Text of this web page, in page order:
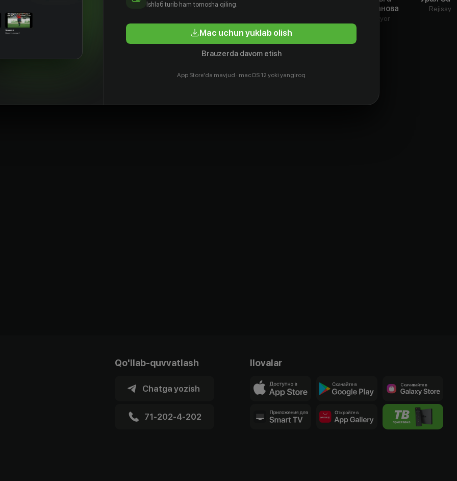
Aktyor
Новосад
Романова
Aktyor
Rejissyor
Qo'llab-quvvatlash
Chatga yozish
71-202-4-202
Ilovalar
Ishlаб turib ham tomosha qiling.
Mac uchun yuklab olish
Brauzerda davom etish
App Store'da mavjud · macOS 12 yoki yangiroq